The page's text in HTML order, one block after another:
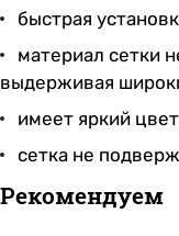
быстрая
материал сетки
выдерживая
имеет яркий
сетка не
Рекомендуем